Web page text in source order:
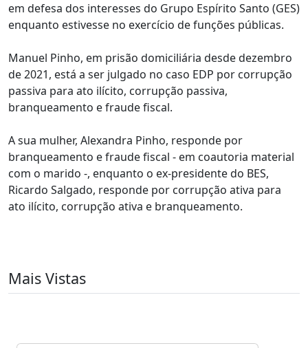
em defesa dos interesses do Grupo Espírito Santo (GES)
enquanto estivesse no exercício de funções públicas.
Manuel Pinho, em prisão domiciliária desde dezembro
de 2021, está a ser julgado no caso EDP por corrupção
passiva para ato ilícito, corrupção passiva,
branqueamento e fraude fiscal.
A sua mulher, Alexandra Pinho, responde por
branqueamento e fraude fiscal - em coautoria material
com o marido -, enquanto o ex-presidente do BES,
Ricardo Salgado, responde por corrupção ativa para
ato ilícito, corrupção ativa e branqueamento.
Mais Vistas